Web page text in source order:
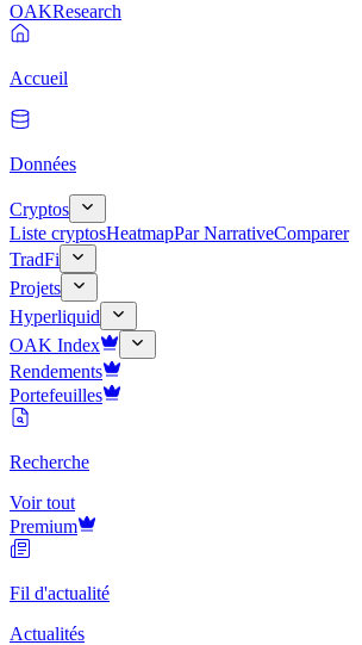
OAKResearch
Accueil
Données
Cryptos
Liste cryptosHeatmapPar NarrativeComparer
TradFi
Projets
Hyperliquid
OAK Index
Rendements
Portefeuilles
Recherche
Voir tout
Premium
Fil d'actualité
Actualités